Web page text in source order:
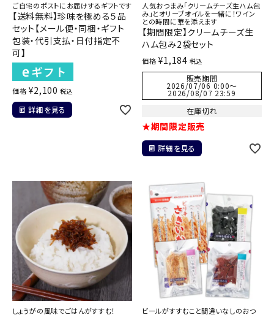
ご自宅のポストにお届けするギフトです
【送料無料】珍味を極める５品
セット【メール便・同梱・ギフト
包装・代引支払・日付指定不
可】
価格 ¥2,100 税込
詳細を見る
人気おつまみ「クリームチーズ生ハム包
み」とオリーブオイルを一緒に！ワイン
との時間に華を添えます
【期間限定】クリームチーズ生
ハム包み2袋セット
価格 ¥1,184 税込
販売期間
2026/07/06 0:00〜
2026/08/07 23:59
在庫切れ
★期間限定販売
詳細を見る
しょうがの風味でごはんがすすむ！
ビールがすすむこと間違いなしのおつ